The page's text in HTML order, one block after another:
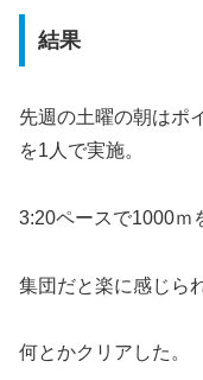
結果
先週の土曜の朝はポ
を1人で実施。
3:20ペースで1000ｍ
集団だと楽に感じら
何とかクリアした。